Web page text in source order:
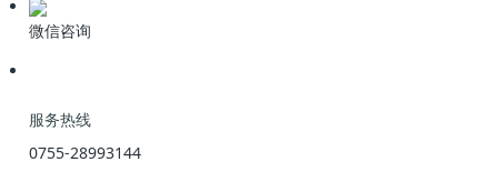
微信咨询
服务热线
0755-28993144